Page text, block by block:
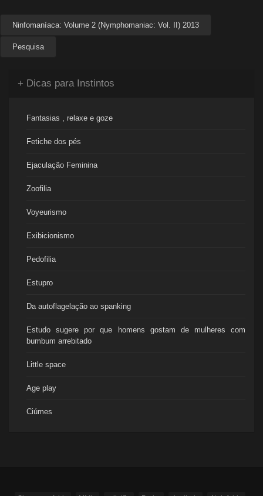
Ninfomaníaca: Volume 2 (Nymphomaniac: Vol. II) 2013
Pesquisa
+ Dicas para Instintos
Fantasias , relaxe e goze
Fetiche dos pés
Ejaculação Feminina
Zoofilia
Voyeurismo
Exibicionismo
Pedofilia
Estupro
Da autoflagelação ao spanking
Estudo sugere por que homens gostam de mulheres com
bumbum arrebitado
Little space
Age play
Ciúmes